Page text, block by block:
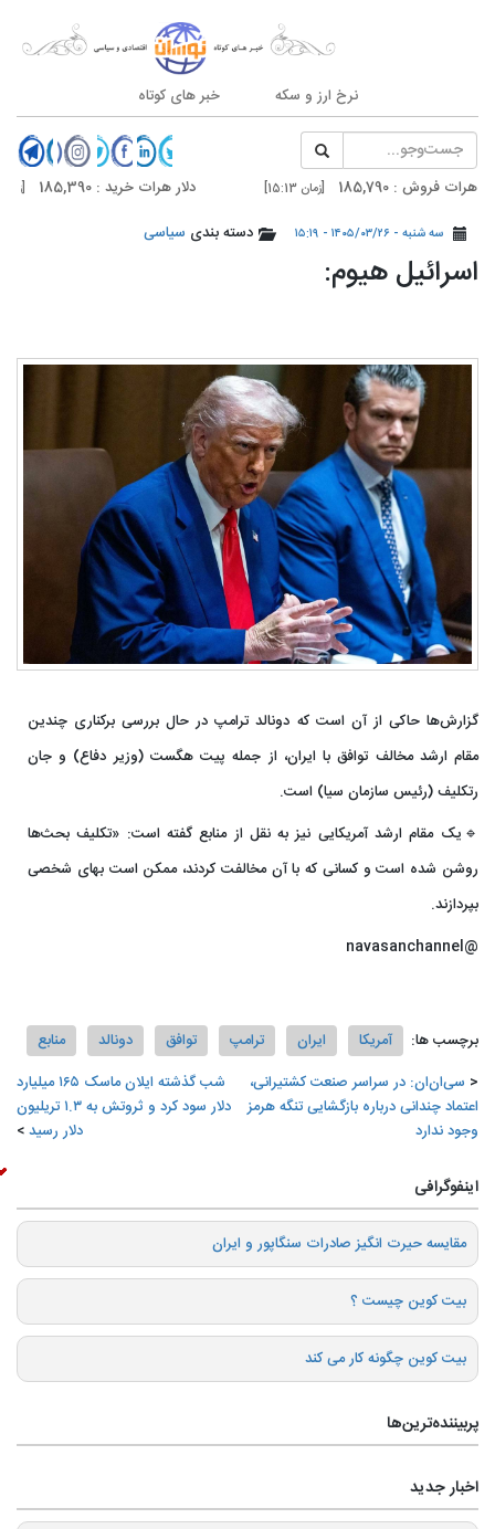
نرخ ارز و سکه خبر های کوتاه
: 185,790 [زمان 15:13] دلار هرات خرید : 185,390 [زمان 15:13]
: 186,400 [زمان 15:13] دلار تهران خرید : 186,000 سه شنبه - ۱۴۰۵/۰۳/۲۶ - ۱۵:۱۹ دسته بندی سیاسی
اسرائیل هیوم:
گزارش‌ها حاکی از آن است که دونالد ترامپ در حال بررسی برکناری چندین
مقام ارشد مخالف توافق با ایران، از جمله پیت هگست (وزیر دفاع) و جان
رتکلیف (رئیس سازمان سیا) است.
🔹یک مقام ارشد آمریکایی نیز به نقل از منابع گفته است: «تکلیف بحث‌ها
روشن شده است و کسانی که با آن مخالفت کردند، ممکن است بهای شخصی
بپردازند.
@navasanchannel
برچسب ها: آمریکا ایران ترامپ توافق دونالد
منابع
سی‌ان‌ان‌: در سراسر صنعت کشتیرانی،
اعتماد چندانی درباره بازگشایی تنگه هرمز
وجود ندارد
شب گذشته ایلان ماسک ۱۶۵ میلیارد
دلار سود کرد و ثروتش به ۱.۳ تریلیون
دلار رسید
اینفوگرافی
️مقایسه حیرت انگیز صادرات سنگاپور و ایران
بیت کوین چیست ؟
بیت کوین چگونه کار می کند
پربیننده‌ترین‌ها
اخبار جدید